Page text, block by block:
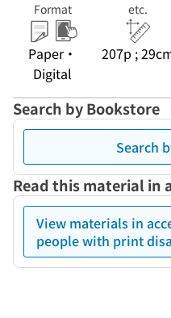
Format
Paper・
Digital
etc.
207p ;
Search by Bookstore
Search
Read this material in
View materials in
people with print